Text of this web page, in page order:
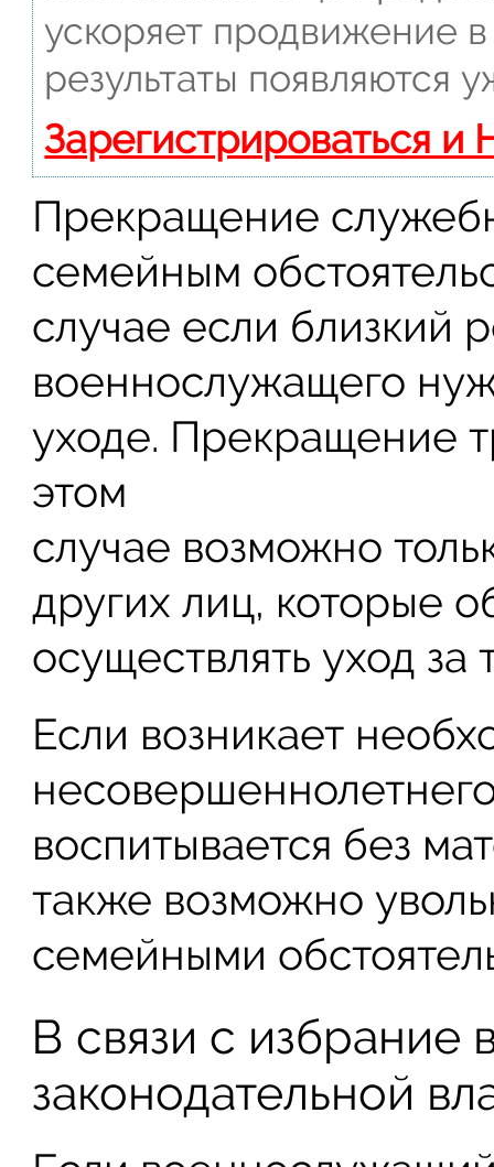
ускоряет продвижение
результаты появляются
Зарегистрироваться и
Прекращение
семейным
случае если близкий
военнослужащего
уходе. Прекращение
этом
случае возможно
других лиц, которые
осуществлять уход
Если возникает
воспитывается без
также возможно
семейными
В связи с избрание
законодательной